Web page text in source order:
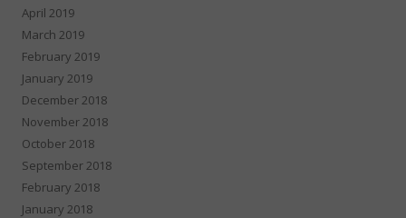
April 2019
March 2019
February 2019
January 2019
December 2018
November 2018
October 2018
September 2018
February 2018
January 2018